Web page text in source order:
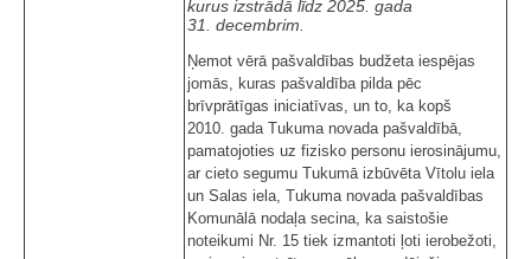
kurus izstrādā līdz 2025. gada
31. decembrim.
Ņemot vērā pašvaldības budžeta iespējas
jomās, kuras pašvaldība pilda pēc
brīvprātīgas iniciatīvas, un to, ka kopš
2010. gada Tukuma novada pašvaldībā,
pamatojoties uz fizisko personu ierosinājumu,
ar cieto segumu Tukumā izbūvēta Vītolu iela
un Salas iela, Tukuma novada pašvaldības
Komunālā nodaļa secina, ka saistošie
noteikumi Nr. 15 tiek izmantoti ļoti ierobežoti,